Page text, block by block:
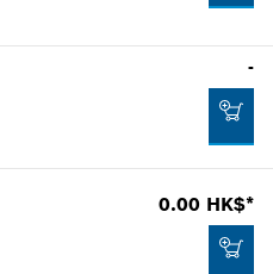
-
0.00 HK$*